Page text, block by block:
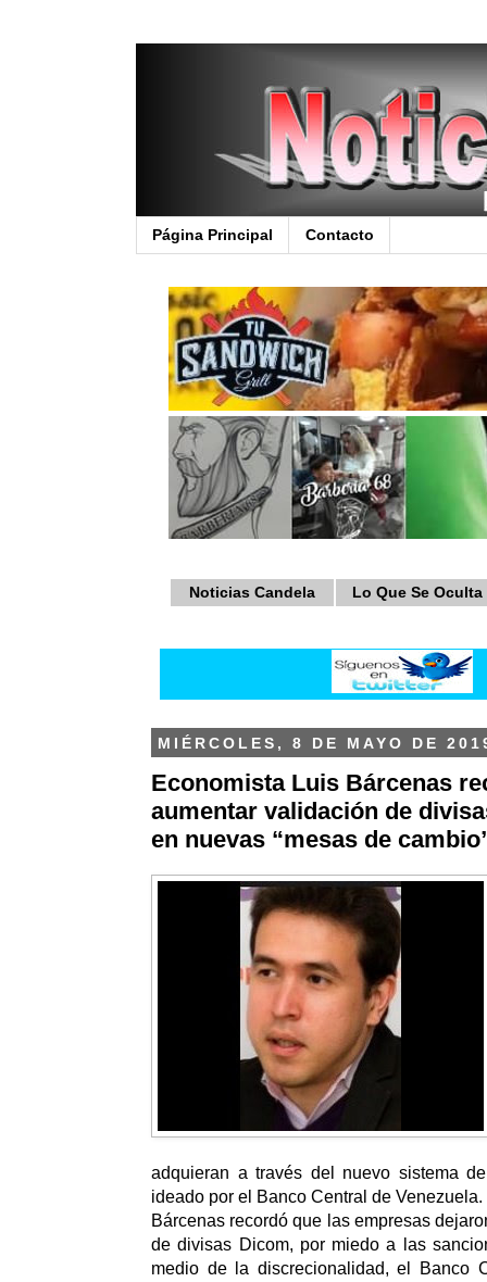
Página Principal Contacto
Noticias Candela Lo Que Se Oculta
MIÉRCOLES, 8 DE MAYO DE
Economista Luis Bárcenas
aumentar validación de
en nuevas “mesas de
adquieran a través del nuevo sistema de
ideado por el Banco Central de Venezuela.
Bárcenas recordó que las empresas
de divisas Dicom, por miedo a las
medio de la discrecionalidad, el Banco